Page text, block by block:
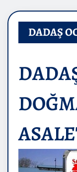
DADAŞ